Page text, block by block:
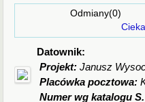
Datownik:
Projekt:Janusz
Placówka pocztowa:
Numer wg katalogu